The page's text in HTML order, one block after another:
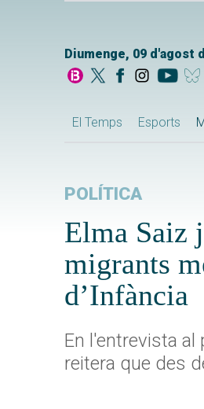
Diumenge, 09 d'agost
El Temps Esports
POLÍTICA
Elma Saiz
migrants
d’Infància
En l'entrevista al
reitera que des